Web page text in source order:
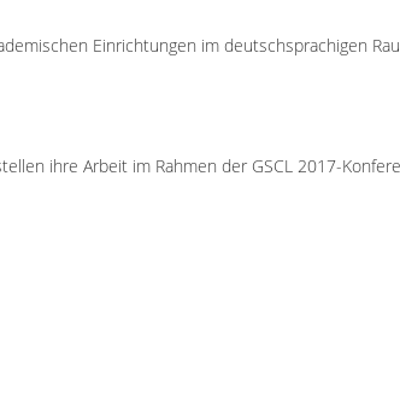
Einrichtungen im deutschsprachigen
ihre Arbeit im Rahmen der GSCL 2017-